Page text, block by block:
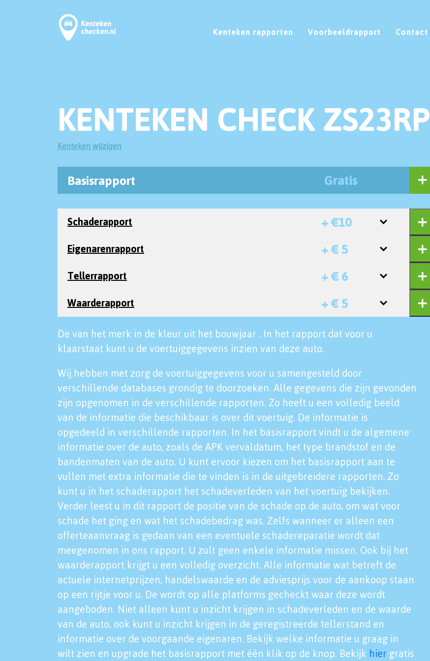
Kenteken rapporten Voorbeeldrapport Contact
KENTEKEN CHECK ZS23RP
Kenteken wijzigen
Basisrapport Gratis
Schaderapport + €10
Eigenarenrapport + € 5
Tellerrapport + € 6
Waarderapport + € 5
De van het merk in de kleur uit het bouwjaar . In het rapport dat voor u
klaarstaat kunt u de voertuiggegevens inzien van deze auto.
Wij hebben met zorg de voertuiggegevens voor u samengesteld door
verschillende databases grondig te doorzoeken. Alle gegevens die zijn gevonden
zijn opgenomen in de verschillende rapporten. Zo heeft u een volledig beeld
van de informatie die beschikbaar is over dit voertuig. De informatie is
opgedeeld in verschillende rapporten. In het basisrapport vindt u de algemene
informatie over de auto, zoals de APK vervaldatum, het type brandstof en de
bandenmaten van de auto. U kunt ervoor kiezen om het basisrapport aan te
vullen met extra informatie die te vinden is in de uitgebreidere rapporten. Zo
kunt u in het schaderapport het schadeverleden van het voertuig bekijken.
Verder leest u in dit rapport de positie van de schade op de auto, om wat voor
schade het ging en wat het schadebedrag was. Zelfs wanneer er alleen een
offerteaanvraag is gedaan van een eventuele schadereparatie wordt dat
meegenomen in ons rapport. U zult geen enkele informatie missen. Ook bij het
waarderapport krijgt u een volledig overzicht. Alle informatie wat betreft de
actuele internetprijzen, handelswaarde en de adviesprijs voor de aankoop staan
op een rijtje voor u. De wordt op alle platforms gecheckt waar deze wordt
aangeboden. Niet alleen kunt u inzicht krijgen in schadeverleden en de waarde
van de auto, ook kunt u inzicht krijgen in de geregistreerde tellerstand en
informatie over de voorgaande eigenaren. Bekijk welke informatie u graag in
wilt zien en upgrade het basisrapport met één klik op de knop. Bekijk hier gratis